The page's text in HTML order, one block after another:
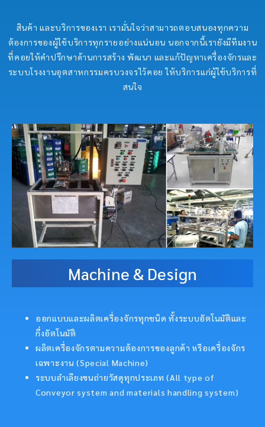
สินค้า และบริการของเรา เรามั่นใจว่าสามารถตอบสนองทุกความ
ต้องการของผู้ใช้บริการทุกรายอย่างแน่นอน นอกจากนี้เรายังมีทีมงาน
ที่คอยให้คำปรึกษาด้านการสร้าง พัฒนา และแก้ปัญหาเครื่องจักรและ
ระบบโรงงานอุตสาหกรรมครบวงจรไว้คอย ให้บริการแก่ผู้ใช้บริการที่
สนใจ
Machine & Design
ออกแบบและผลิตเครื่องจักรทุกชนิด ทั้งระบบอัตโนมัติและ
กึ่งอัตโนมัติ
ผลิตเครื่องจักรตามความต้องการของลูกค้า หรือเครื่องจักร
เฉพาะงาน (Special Machine)
ระบบลำเลียงขนถ่ายวัสดุทุกประเภท (All type of
Conveyor system and materials handling system)